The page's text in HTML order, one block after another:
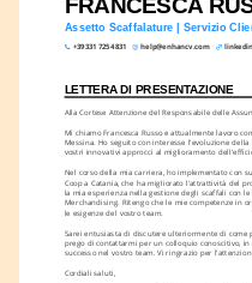
Assetto Scaffalature | Servizio
+39 331 725 4831 help@enhancv.com
LETTERA DI PRESENTAZIONE
Alla Cortese Attenzione del Responsabile delle
Mi chiamo Francesca Russo e attualmente lavoro
Messina. Ho seguito con interesse l'evoluzione
vostri innovativi approcci al miglioramento
Nel corso della mia carriera, ho implementato con
Coop a Catania, che ha migliorato l'attrattività del
la mia esperienza nella gestione degli scaffali con
Merchandising. Ritengo che le mie competenze in
le esigenze del vostro team.
Sarei entusiasta di discutere ulteriormente di
prego di contattarmi per un colloquio conoscitivo,
successo nel vostro team. Vi ringrazio per
Cordiali saluti,